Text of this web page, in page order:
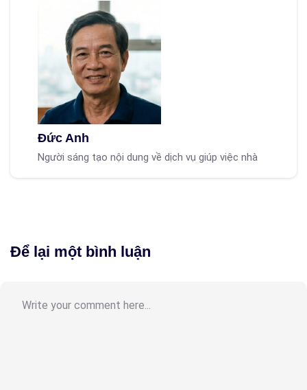
Đức Anh
Người sáng tạo nội dung về dịch vụ giúp việc nhà
Để lại một bình luận